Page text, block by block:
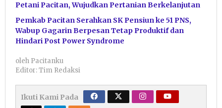
Petani Pacitan, Wujudkan Pertanian Berkelanjutan
Pemkab Pacitan Serahkan SK Pensiun ke 51 PNS,
Wabup Gagarin Berpesan Tetap Produktif dan
Hindari Post Power Syndrome
oleh Pacitanku
Editor: Tim Redaksi
Ikuti Kami Pada